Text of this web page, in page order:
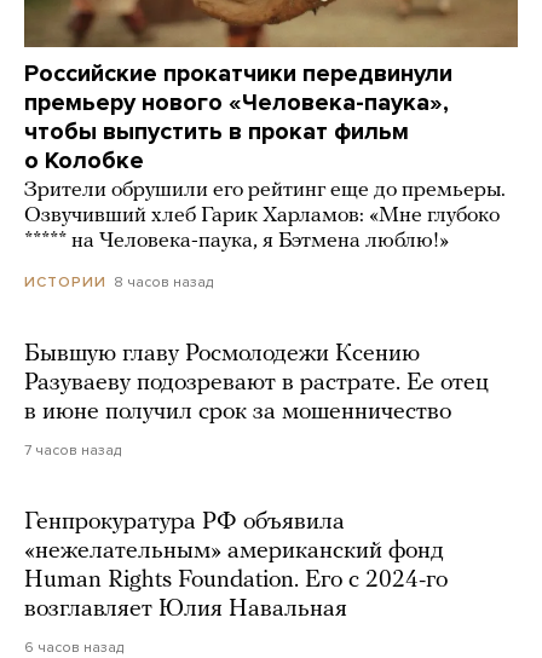
Российские прокатчики передвинули
премьеру нового «Человека-паука»,
чтобы выпустить в прокат фильм
о Колобке
Зрители обрушили его рейтинг еще до премьеры.
Озвучивший хлеб Гарик Харламов: «Мне глубоко
***** на Человека-паука, я Бэтмена люблю!»
ИСТОРИИ 8 часов назад
Бывшую главу Росмолодежи Ксению
Разуваеву подозревают в растрате. Ее отец
в июне получил срок за мошенничество
7 часов назад
Генпрокуратура РФ объявила
«нежелательным» американский фонд
Human Rights Foundation. Его с 2024-го
возглавляет Юлия Навальная
6 часов назад